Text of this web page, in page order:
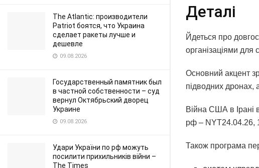
The Atlantic: производители
Patriot боятся, что Украина
сделает ракеты лучше и
дешевле
09.08.2026
Государственный памятник был
в частной собственности – суд
вернул Октябрьский дворец
Украине
09.08.2026
Удари України по рф можуть
посилити прихильників війни –
The Times
Деталі
Йдеться про
організаціями для
Основний акцент
підводних дронах,
Війна США в Ірані
рф – NYT24.04.26,
Також програма